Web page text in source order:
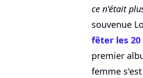
ce n'était
souvenue
fêter les 20
premier
femme